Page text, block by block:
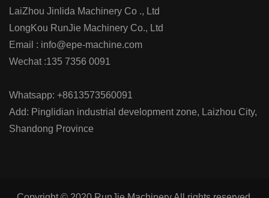
LaiZhou Jinlida Machinery Co ., Ltd
LongKou RunJie Machinery Co., Ltd
Email : info@epe-machine.com
Wechat :135 7356 0091
Whatsapp: +8613573560091
Add: Pinglidian industrial development zone, Laizhou City,
Shandong Province